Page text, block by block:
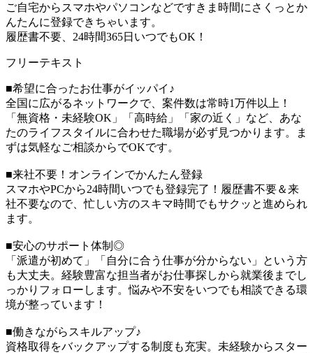
ご自宅からスマホやパソコンなどですきま時間にさくっとか
んたんに登録できちゃいます。
履歴書不要、24時間365日いつでもOK！
フリーテキスト
■希望に合ったお仕事がイッパイ♪
全国に広がるネットワークで、案件数は常時1万件以上！
「無資格・未経験OK」「高時給」「家の近く」など、あな
たのライフスタイルに合わせた職場が必ず見つかります。ま
ずは気軽なご相談からでOKです。
■来社不要！オンラインでかんたん登録
スマホやPCから24時間いつでも登録完了！履歴書不要＆来
社不要なので、忙しい方のスキマ時間でもサクッと進められ
ます。
■安心のサポート体制◎
「派遣が初めて」「自分に合う仕事が分からない」という方
も大丈夫。経験豊富な担当者がお仕事探しから就業後までし
っかりフォローします。悩みや不安をいつでも相談できる環
境が整っています！
■働きながらスキルアップ♪
資格取得をバックアップする制度も充実。未経験からスター